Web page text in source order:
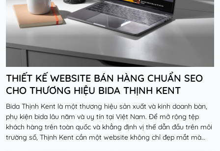
THIẾT KẾ WEBSITE BÁN HÀNG CHUẨN SEO
CHO THƯƠNG HIỆU BIDA THỊNH KENT
Bida Thịnh Kent là một thương hiệu sản xuất và kinh doanh bàn,
phụ kiện bida lâu năm và uy tín tại Việt Nam. Để mở rộng tệp
khách hàng trên toàn quốc và khẳng định vị thế dẫn đầu trên môi
trường số, Thịnh Kent cần một website không chỉ đẹp mắt mà